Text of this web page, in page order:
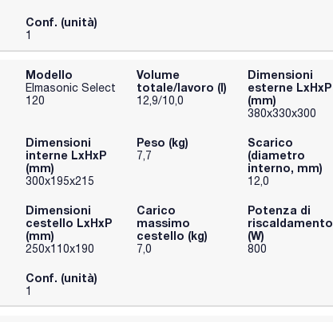
Conf. (unità)
1
Modello
Elmasonic Select
120
Volume
totale/lavoro (l)
12,9/10,0
Dimensioni
esterne LxHxP
(mm)
380x330x300
Dimensioni
interne LxHxP
(mm)
300x195x215
Peso (kg)
7,7
Scarico
(diametro
interno, mm)
12,0
Dimensioni
cestello LxHxP
(mm)
250x110x190
Carico
massimo
cestello (kg)
7,0
Potenza di
riscaldamento
(W)
800
Conf. (unità)
1